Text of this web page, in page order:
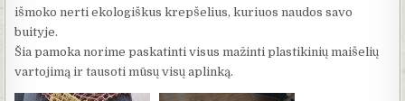
išmoko nerti ekologiškus krepšelius, kuriuos naudos savo
buityje.
Šia pamoka norime paskatinti visus mažinti plastikinių maišelių
vartojimą ir tausoti mūsų visų aplinką.